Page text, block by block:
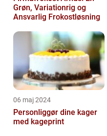
Grøn, Variationrig og
Ansvarlig Frokostløsning
06 maj 2024
Personliggør dine kager
med kageprint